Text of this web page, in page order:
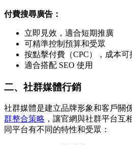
付費搜尋廣告：
立即見效，適合短期推廣
可精準控制預算和受眾
按點擊付費（CPC），成本可
適合搭配 SEO 使用
二、社群媒體行銷
社群媒體是建立品牌形象和客戶關
群整合策略 ，讓官網與社群平台互
同平台有不同的特性和受眾：